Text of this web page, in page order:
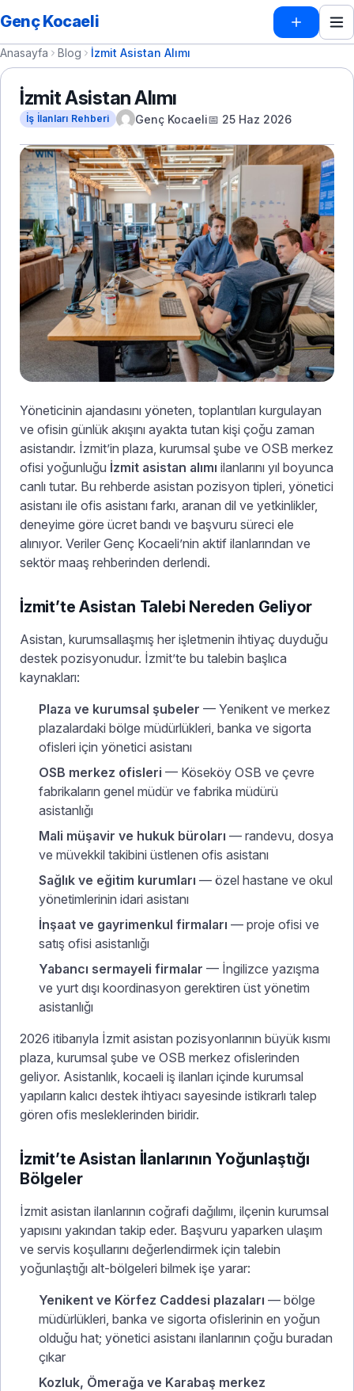
Genç Kocaeli
Anasayfa Blog İzmit Asistan Alımı
İzmit Asistan Alımı
İş İlanları Rehberi Genç Kocaeli📅 25 Haz 2026
Yöneticinin ajandasını yöneten, toplantıları kurgulayan
ve ofisin günlük akışını ayakta tutan kişi çoğu zaman
asistandır. İzmit’in plaza, kurumsal şube ve OSB merkez
ofisi yoğunluğu İzmit asistan alımı ilanlarını yıl boyunca
canlı tutar. Bu rehberde asistan pozisyon tipleri, yönetici
asistanı ile ofis asistanı farkı, aranan dil ve yetkinlikler,
deneyime göre ücret bandı ve başvuru süreci ele
alınıyor. Veriler Genç Kocaeli’nin aktif ilanlarından ve
sektör maaş rehberinden derlendi.
İzmit’te Asistan Talebi Nereden Geliyor
Asistan, kurumsallaşmış her işletmenin ihtiyaç duyduğu
destek pozisyonudur. İzmit’te bu talebin başlıca
kaynakları:
Plaza ve kurumsal şubeler — Yenikent ve merkez
plazalardaki bölge müdürlükleri, banka ve sigorta
ofisleri için yönetici asistanı
OSB merkez ofisleri — Köseköy OSB ve çevre
fabrikaların genel müdür ve fabrika müdürü
asistanlığı
Mali müşavir ve hukuk büroları — randevu, dosya
ve müvekkil takibini üstlenen ofis asistanı
Sağlık ve eğitim kurumları — özel hastane ve okul
yönetimlerinin idari asistanı
İnşaat ve gayrimenkul firmaları — proje ofisi ve
satış ofisi asistanlığı
Yabancı sermayeli firmalar — İngilizce yazışma
ve yurt dışı koordinasyon gerektiren üst yönetim
asistanlığı
2026 itibarıyla İzmit asistan pozisyonlarının büyük kısmı
plaza, kurumsal şube ve OSB merkez ofislerinden
geliyor. Asistanlık, kocaeli iş ilanları içinde kurumsal
yapıların kalıcı destek ihtiyacı sayesinde istikrarlı talep
gören ofis mesleklerinden biridir.
İzmit’te Asistan İlanlarının Yoğunlaştığı
Bölgeler
İzmit asistan ilanlarının coğrafi dağılımı, ilçenin kurumsal
yapısını yakından takip eder. Başvuru yaparken ulaşım
ve servis koşullarını değerlendirmek için talebin
yoğunlaştığı alt-bölgeleri bilmek işe yarar:
Yenikent ve Körfez Caddesi plazaları — bölge
müdürlükleri, banka ve sigorta ofislerinin en yoğun
olduğu hat; yönetici asistanı ilanlarının çoğu buradan
çıkar
Kozluk, Ömerağa ve Karabaş merkez